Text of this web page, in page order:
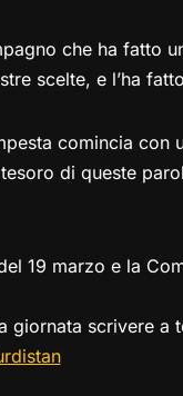
che ha fatto
scelte, e l’ha
comincia
di queste
19 marzo e la
giornata scrivere a